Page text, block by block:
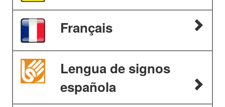
Français
Lengua de signos
española